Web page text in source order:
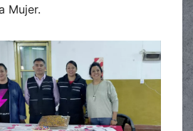
Mujer.